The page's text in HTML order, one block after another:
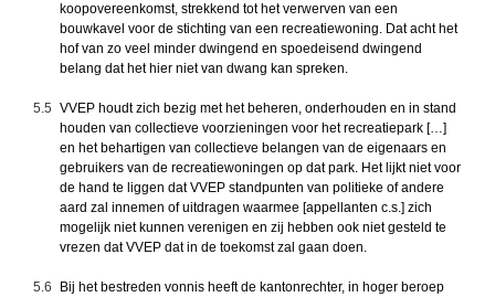
koopovereenkomst, strekkend tot het verwerven van een
bouwkavel voor de stichting van een recreatiewoning. Dat acht het
hof van zo veel minder dwingend en spoedeisend dwingend
belang dat het hier niet van dwang kan spreken.
5.5 VVEP houdt zich bezig met het beheren, onderhouden en in stand
houden van collectieve voorzieningen voor het recreatiepark […]
en het behartigen van collectieve belangen van de eigenaars en
gebruikers van de recreatiewoningen op dat park. Het lijkt niet voor
de hand te liggen dat VVEP standpunten van politieke of andere
aard zal innemen of uitdragen waarmee [appellanten c.s.] zich
mogelijk niet kunnen verenigen en zij hebben ook niet gesteld te
vrezen dat VVEP dat in de toekomst zal gaan doen.
5.6
Bij het bestreden vonnis heeft de kantonrechter, in hoger beroep